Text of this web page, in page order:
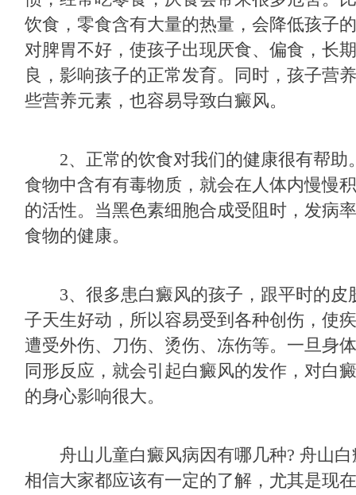
饮食，零食含有大量的热量，会降低孩子
对脾胃不好，使孩子出现厌食、偏食，长
良，影响孩子的正常发育。同时，孩子营
些营养元素，也容易导致白癜风。
2、正常的饮食对我们的健康很有帮助
食物中含有有毒物质，就会在人体内慢慢
的活性。当黑色素细胞合成受阻时，发病
食物的健康。
3、很多患白癜风的孩子，跟平时的皮
子天生好动，所以容易受到各种创伤，使
遭受外伤、刀伤、烫伤、冻伤等。一旦身
同形反应，就会引起白癜风的发作，对白
的身心影响很大。
舟山儿童白癜风病因有哪几种? 舟山白
相信大家都应该有一定的了解，尤其是现